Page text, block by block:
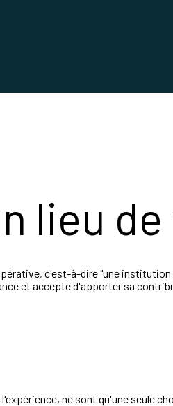
lieu de
c'est-à-dire "une
et accepte d'apporter sa
ne sont qu'une seule